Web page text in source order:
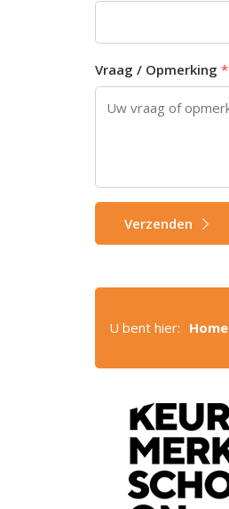
Vraag / Opmerking
Verzenden
U bent hier: Home